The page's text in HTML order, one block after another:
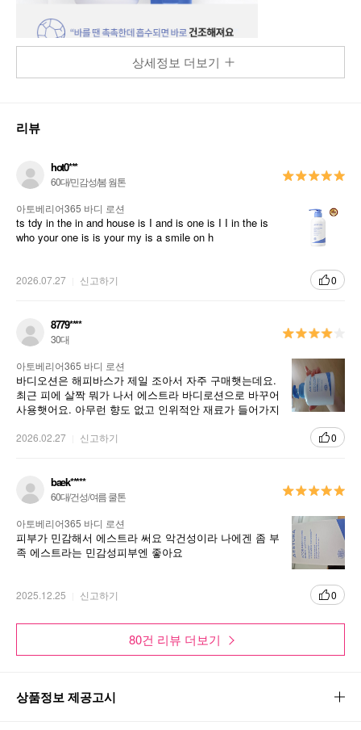
상세정보 더보기
리뷰
hot0***
60대/민감성/봄 웜톤
아토베리어365 바디 로션
ts tdy in the in and house is I and is one is I I in the is
who your one is is your my is a smile on h
2026.07.27 신고하기 0
8779****
30대
아토베리어365 바디 로션
바디오션은 해피바스가 제일 조아서 자주 구매햇는데요.
최근 피에 살짝 뭐가 나서 에스트라 바디로션으로 바꾸어
사용햇어요. 아무런 향도 없고 인위적안 재료가 들어가지
빼면 굿!
2026.02.27 신고하기 0
baek*****
60대/건성/여름 쿨톤
아토베리어365 바디 로션
피부가 민감해서 에스트라 써요 악건성이라 나에겐 좀 부
족 에스트라는 민감성피부엔 좋아요
2025.12.25 신고하기 0
80건 리뷰 더보기
상품정보 제공고시